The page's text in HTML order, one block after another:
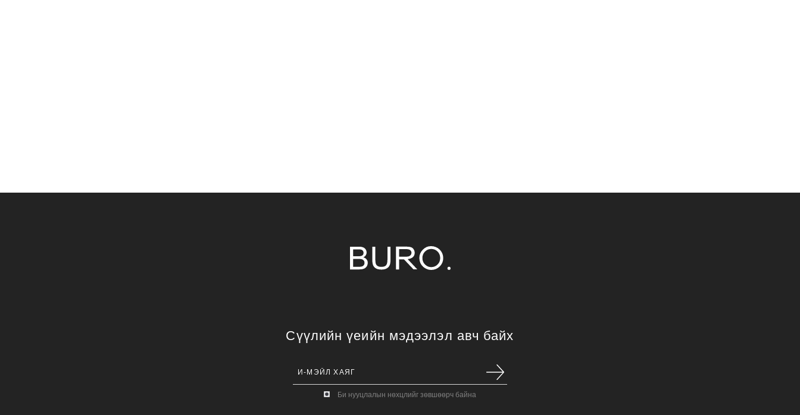
Сүүлийн үеийн мэдээлэл авч байх
Би нууцлалын нөхцлийг зөвшөөрч байна